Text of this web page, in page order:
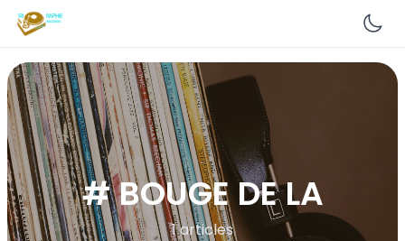
# BOUGE DE LA
1 articles